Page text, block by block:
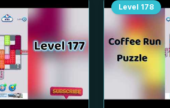
Level 178